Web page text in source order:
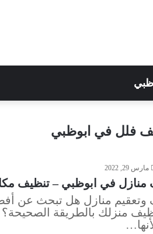
ظبي
فلل في ابوظبي
مارس 29, 2022
في ابوظبي – تنظيف مكاتب
منازل هل تبحث عن
منزلك بالطريقة